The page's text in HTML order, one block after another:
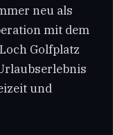
neu als
mit dem
Golfplatz
und